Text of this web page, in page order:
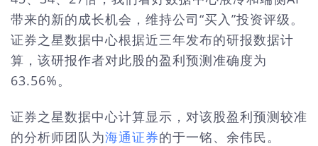
带来的新的成长机会，维持公司“买入”投资评级。
证券之星数据中心根据近三年发布的研报数据计
算，该研报作者对此股的盈利预测准确度为
63.56%。
证券之星数据中心计算显示，对该股盈利预测较准
的分析师团队为海通证券的于一铭、余伟民。